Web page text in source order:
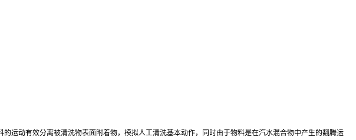
运动有效分离被清洗物表面附着物，模拟人工清洗基本动作，同时由于物料是在汽水混合物中产生的翻腾运